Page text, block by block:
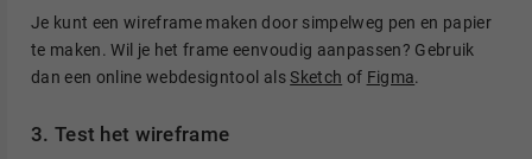
Je kunt een wireframe maken door simpelweg pen en papier
te maken. Wil je het frame eenvoudig aanpassen? Gebruik
dan een online webdesigntool alsSketch of Figma.
3. Test het wireframe